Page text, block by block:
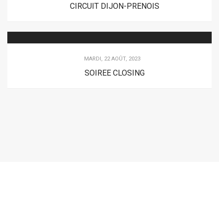
CIRCUIT DIJON-PRENOIS
MARDI, 22 AOÛT, 2023
SOIREE CLOSING